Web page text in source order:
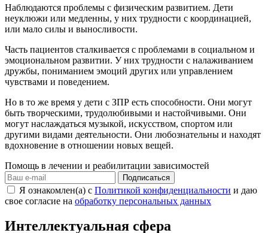
Наблюдаются проблемы с физическим развитием. Дети
неуклюжи или медленны, у них трудности с координацией,
или мало силы и выносливости.
Часть пациентов сталкивается с проблемами в социальном и
эмоциональном развитии. У них трудности с налаживанием
дружбы, пониманием эмоций других или управлением
чувствами и поведением.
Но в то же время у дети с ЗПР есть способности. Они могут
быть творческими, трудолюбивыми и настойчивыми. Они
могут наслаждаться музыкой, искусством, спортом или
другими видами деятельности. Они любознательны и находят
вдохновение в отношении новых вещей.
Помощь в лечении и реабилитации зависимостей
Подписаться
Я ознакомлен(а) с Политикой конфиденциальности и даю
свое согласие на обработку персональных данных
Интеллектуальная сфера